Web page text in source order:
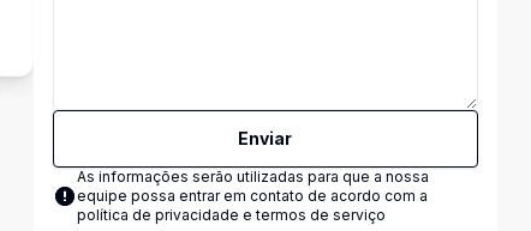
Enviar
As informações serão utilizadas para que a nossa
equipe possa entrar em contato de acordo com a
política de privacidade e termos de serviço